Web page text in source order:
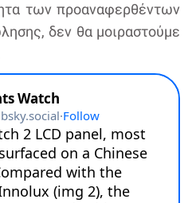
των προαναφερθέντων
δεν θα μοιραστούμε